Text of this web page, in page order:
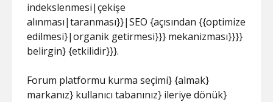
indekslenmesi|çekişe
alınması|taranması}}|SEO {açısından {{optimize
edilmesi}|organik getirmesi}}} mekanizması}}}}
belirgin} {etkilidir}}}.
Forum platformu kurma seçimi} {almak}
markanız} kullanıcı tabanınız} ileriye dönük}